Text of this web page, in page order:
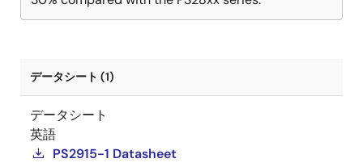
データシート (1)
データシート
英語
PS2915-1 Datasheet